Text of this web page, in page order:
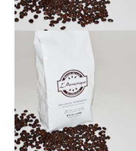
COSTA RICA TARRAZU NOIR
BRÉSILIEN NOIR